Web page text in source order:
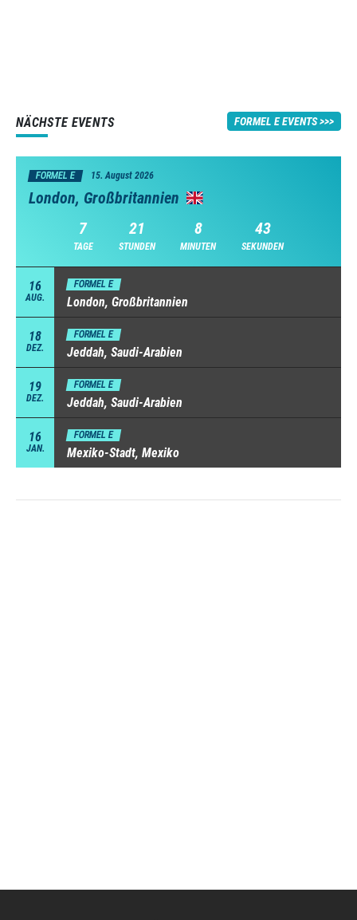
NÄCHSTE EVENTS FORMEL E EVENTS
FORMEL E 15. August 2026
London, Großbritannien
7
TAGE
21
STUNDEN
8
MINUTEN
42
SEKUNDEN
16
AUG.
FORMEL E
London, Großbritannien
18
DEZ.
FORMEL E
Jeddah, Saudi-Arabien
19
DEZ.
FORMEL E
Jeddah, Saudi-Arabien
16
JAN.
FORMEL E
Mexiko-Stadt, Mexiko